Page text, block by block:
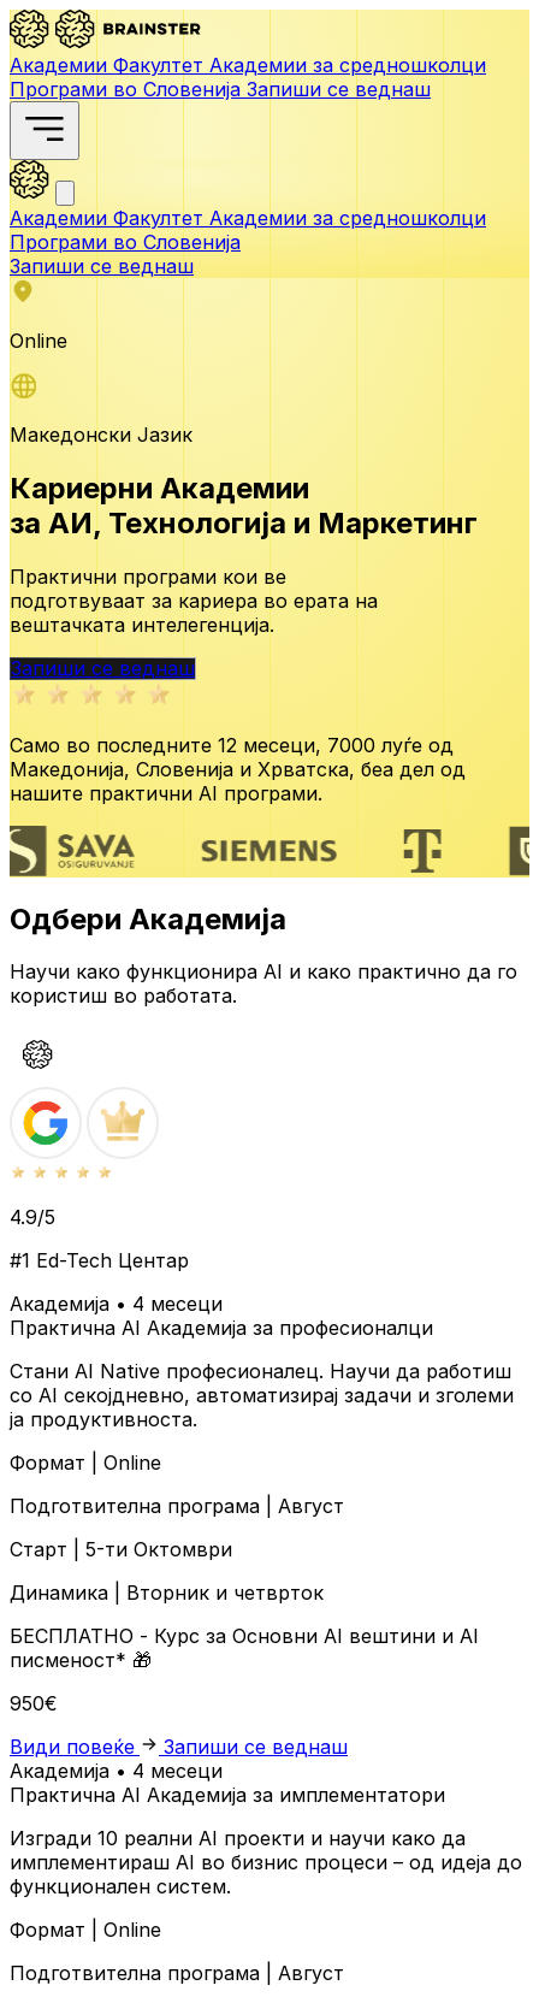
Академии Факултет Академии за средношколци
Програми во Словенија Запиши се веднаш
Академии Факултет Академии за средношколци
Програми во Словенија
Запиши се веднаш
Online
Македонски Јазик
Кариерни Академии
за АИ, Технологија и Маркетинг
Практични програми кои ве
подготвуваат за кариера во ерата на
вештачката интелегенција.
Запиши се веднаш
Само во последните 12 месеци, 7000 луѓе од
Македонија, Словенија и Хрватска, беа дел од
нашите практични AI програми.
Одбери Академија
Научи како функционира AI и како практично да го
користиш во работата.
4.9/5
#1 Ed-Tech Центар
Академија • 4 месеци
Практична AI Академија за професионалци
Стани AI Native професионалец. Научи да работиш
со AI секојдневно, автоматизирај задачи и зголеми
ја продуктивноста.
Формат | Online
Подготвителна програма | Август
Старт | 5-ти Октомври
Динамика | Вторник и четврток
БЕСПЛАТНО - Курс за Основни AI вештини и AI
писменост* 🎁
950€
Види повеќе
Запиши се веднаш
Академија • 4 месеци
Практична AI Академија за имплементатори
Изгради 10 реални AI проекти и научи како да
имплементираш AI во бизнис процеси – од идеја до
функционален систем.
Формат | Online
Подготвителна програма | Август